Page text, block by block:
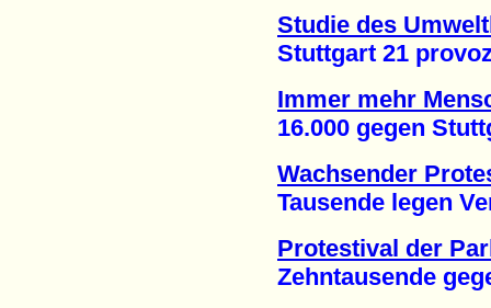
Studie des
Stuttgart 21
Immer mehr
16.000 gegen
Wachsender
Tausende legen
Protestival der
Zehntausende